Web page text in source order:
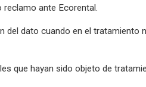
ante Ecorental.
dato cuando en el tratamiento
que hayan sido objeto de